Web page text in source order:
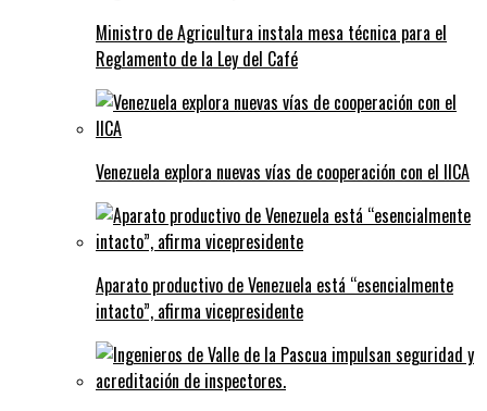
Ministro de Agricultura instala mesa técnica para el
Reglamento de la Ley del Café
Venezuela explora nuevas vías de cooperación con el IICA
Aparato productivo de Venezuela está “esencialmente
intacto”, afirma vicepresidente